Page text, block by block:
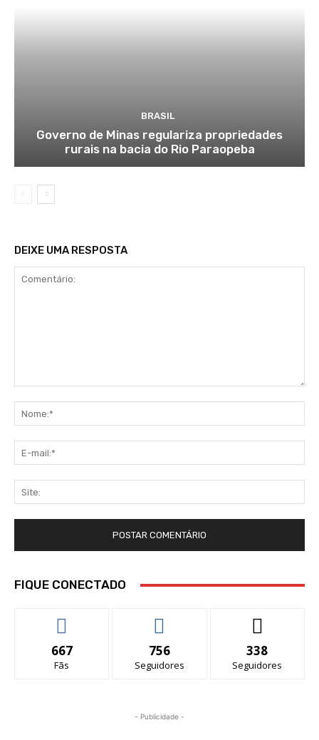
BRASIL
Governo de Minas regulariza propriedades
rurais na bacia do Rio Paraopeba
DEIXE UMA RESPOSTA
FIQUE CONECTADO
667
Fãs
756
Seguidores
338
Seguidores
- Publicidade -